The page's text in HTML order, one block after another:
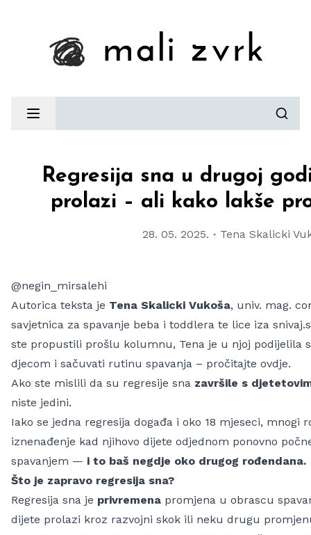
Idi na početnu stranicu
Otvori glavnu navigaciju
Regresija sna u drugoj
prolazi – ali kako lakše
28. 05. 2025. Tena Skalicki
@negin_mirsalehi
Autorica teksta je Tena Skalicki Vukoša, univ. mag.
savjetnica za spavanje beba i toddlera te lice iza
ste propustili prošlu kolumnu, Tena je u njoj podijelila
djecom i sačuvati rutinu spavanja – pročitajte ovdje.
Ako ste mislili da su regresije sna završile s
niste jedini.
Iako se jedna regresija događa i oko 18 mjeseci, mnogi
iznenađenje kad njihovo dijete odjednom ponovno
spavanjem — i to baš negdje oko drugog rođendana.
Što je zapravo regresija sna?
Regresija sna je privremena promjena u obrascu
dijete prolazi kroz razvojni skok ili neku drugu